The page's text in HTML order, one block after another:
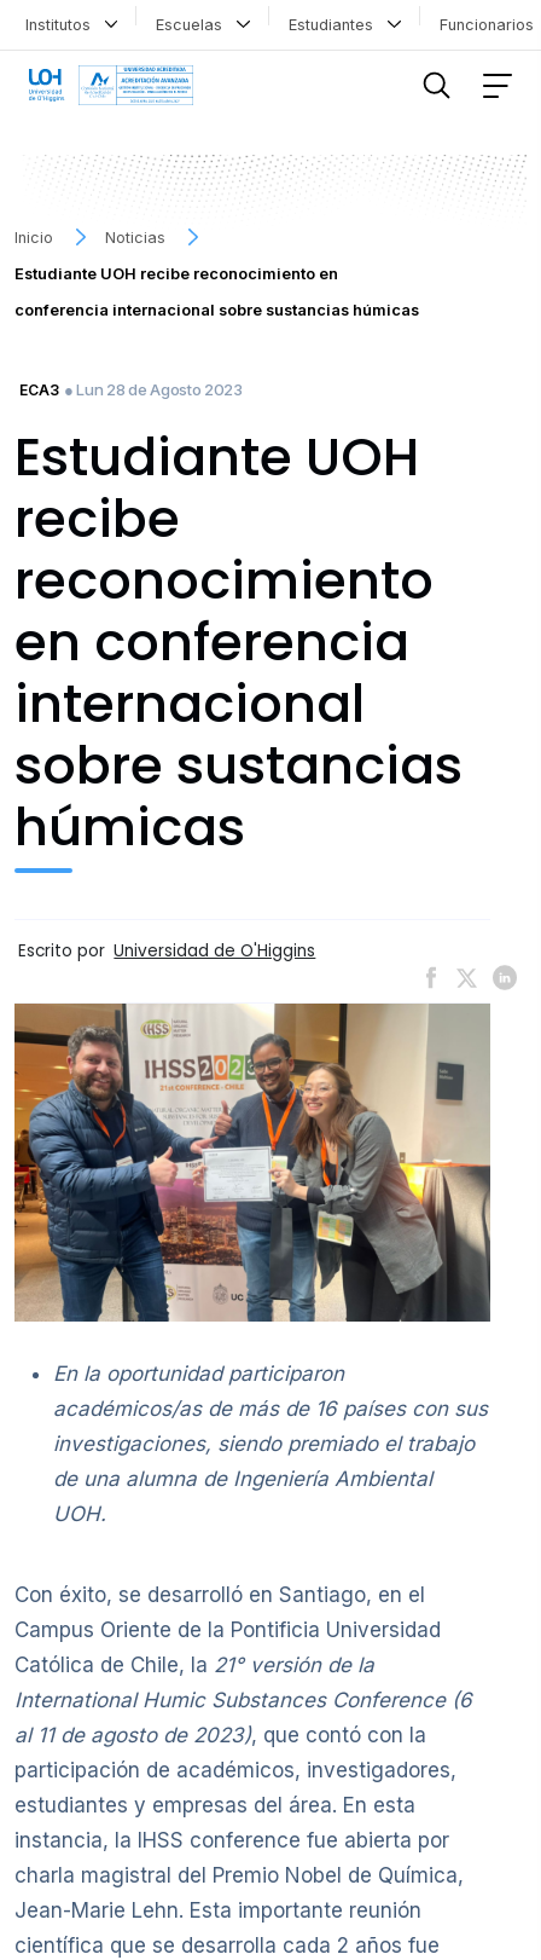
Institutos Escuelas Estudiantes
Inicio
Noticias
Estudiante UOH recibe reconocimiento en
conferencia internacional sobre sustancias húmicas
ECA3 ● Lun 28 de Agosto 2023
Estudiante UOH
recibe
reconocimiento
en conferencia
internacional
sobre sustancias
húmicas
Escrito por Universidad de O'Higgins
En la oportunidad participaron
académicos/as de más de 16 países con sus
investigaciones, siendo premiado el trabajo
de una alumna de Ingeniería Ambiental
UOH.
Con éxito, se desarrolló en Santiago, en el
Campus Oriente de la Pontificia Universidad
Católica de Chile, la 21° versión de la
International Humic Substances Conference (6
al 11 de agosto de 2023), que contó con la
participación de académicos, investigadores,
estudiantes y empresas del área. En esta
instancia, la IHSS conference fue abierta por
charla magistral del Premio Nobel de Química,
Jean-Marie Lehn. Esta importante reunión
científica que se desarrolla cada 2 años fue